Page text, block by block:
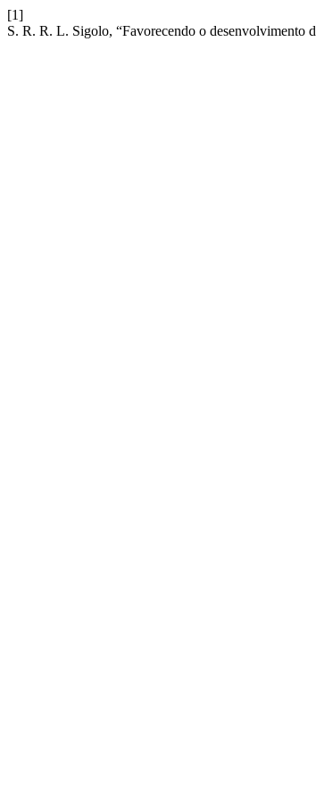
[1]
S. R. R. L. Sigolo, “Favorecendo o desenvolvimento